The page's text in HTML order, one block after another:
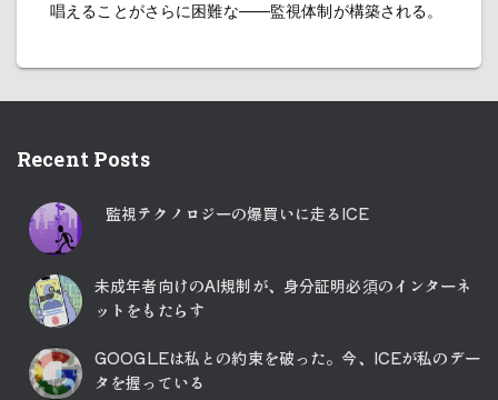
唱えることがさらに困難な――監視体制が構築される。
Recent Posts
監視テクノロジーの爆買いに走るICE
未成年者向けのAI規制が、身分証明必須のインターネ
ットをもたらす
GOOGLEは私との約束を破った。今、ICEが私のデー
タを握っている